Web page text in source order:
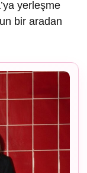
yerleşme
bir aradan